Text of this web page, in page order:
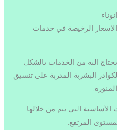
الرخيصة في خدمات
يحتاج اليه من الخدمات بالشكل
البشرية المدربة على تنسيق
الأساسية التي يتم من خلالها
المرتفع.